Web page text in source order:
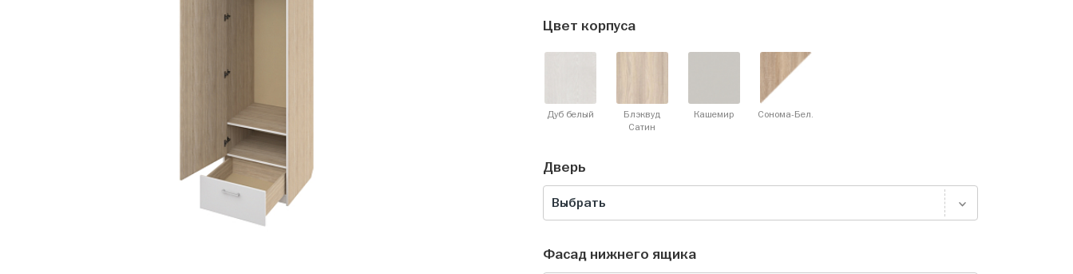
Цвет корпуса
Дуб белый
Блэквуд
Cатин
Кашемир Сонома-Бел.
Дверь
Выбрать
Фасад нижнего ящика